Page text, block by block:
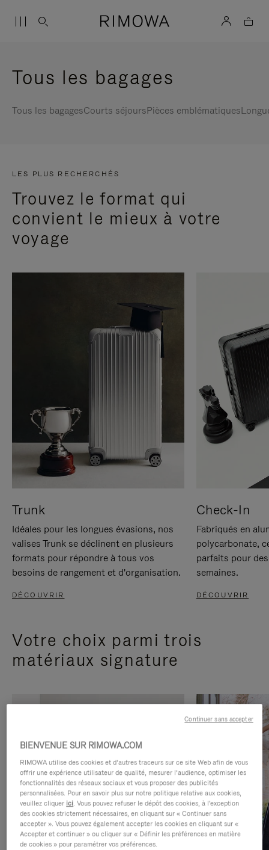
Tous les bagages
Tous les bagagesCourts séjoursPièces emblématiques
LES PLUS RECHERCHÉS
Trouvez le format qui
convient le mieux à votre
voyage
Trunk
Idéales pour les longues évasions, nos
valises Trunk se déclinent en plusieurs
formats pour répondre à tous vos
besoins de rangement et d'organisation.
DÉCOUVRIR
Check-In
Fabriqués en
polycarbonate,
parfaits pour
semaines.
DÉCOUVRIR
Votre choix parmi trois
matériaux signature
BIENVENUE SUR RIMOWA.COM
RIMOWA utilise des cookies et d’autres traceurs sur ce site Web afin de vous
offrir une expérience utilisateur de qualité, mesurer l’audience, optimiser les
fonctionnalités des réseaux sociaux et vous proposer des publicités
personnalisées. Pour en savoir plus sur notre politique relative aux cookies,
veuillez cliquer ici. Vous pouvez refuser le dépôt des cookies, à l'exception
des cookies strictement nécessaires, en cliquant sur « Continuer sans
accepter ». Vous pouvez également accepter les cookies en cliquant sur «
Accepter et continuer » ou cliquer sur « Définir les préférences en matière
de cookies » pour paramétrer vos préférences.
Continuer sans accepter